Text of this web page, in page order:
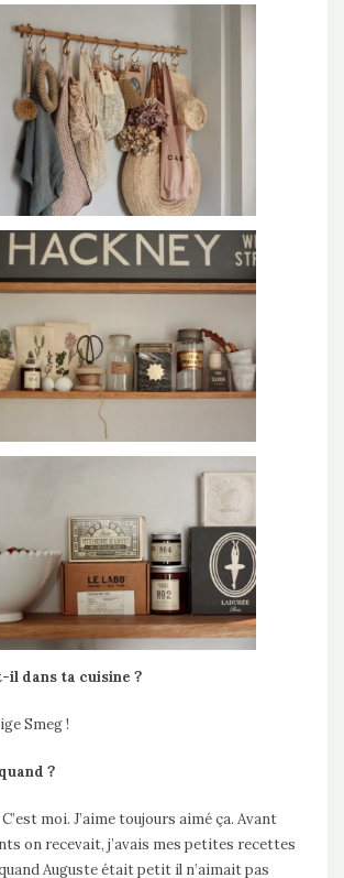
il dans ta cuisine ?
Smeg !
?
moi. J’aime toujours aimé ça. Avant
on recevait, j’avais mes petites recettes
Auguste était petit il n’aimait pas